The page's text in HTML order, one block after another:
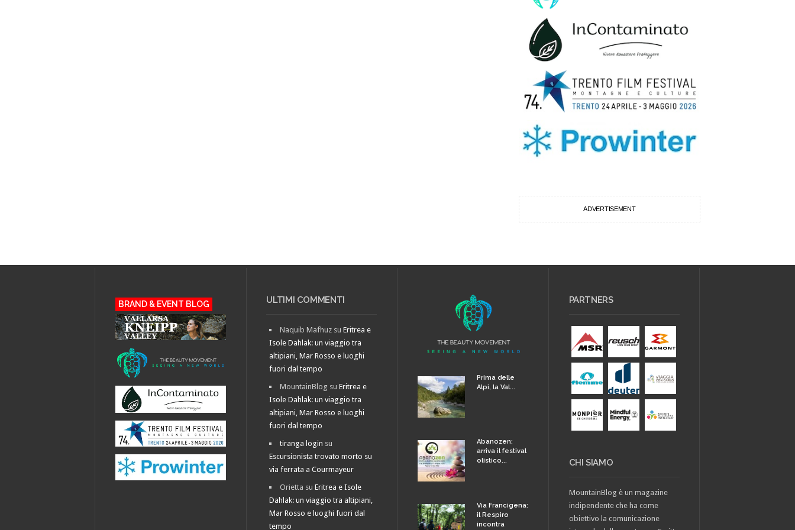
ADVERTISEMENT
BRAND & EVENT BLOG ULTIMI COMMENTI
Naquib Mafhuz suEritrea e
Isole Dahlak: un viaggio tra
altipiani, Mar Rosso e luoghi
fuori dal tempo
MountainBlog suEritrea e
Isole Dahlak: un viaggio tra
altipiani, Mar Rosso e luoghi
fuori dal tempo
tiranga login su
Escursionista trovato morto su
via ferrata a Courmayeur
Orietta suEritrea e Isole
Dahlak: un viaggio tra altipiani,
Mar Rosso e luoghi fuori dal
tempo
Prima delle
Alpi, la Val...
Abanozen:
arriva il festival
olistico...
Via Francigena:
il Respiro
incontra
PARTNERS
CHI SIAMO
MountainBlog è un magazine
indipendente che ha come
obiettivo la comunicazione